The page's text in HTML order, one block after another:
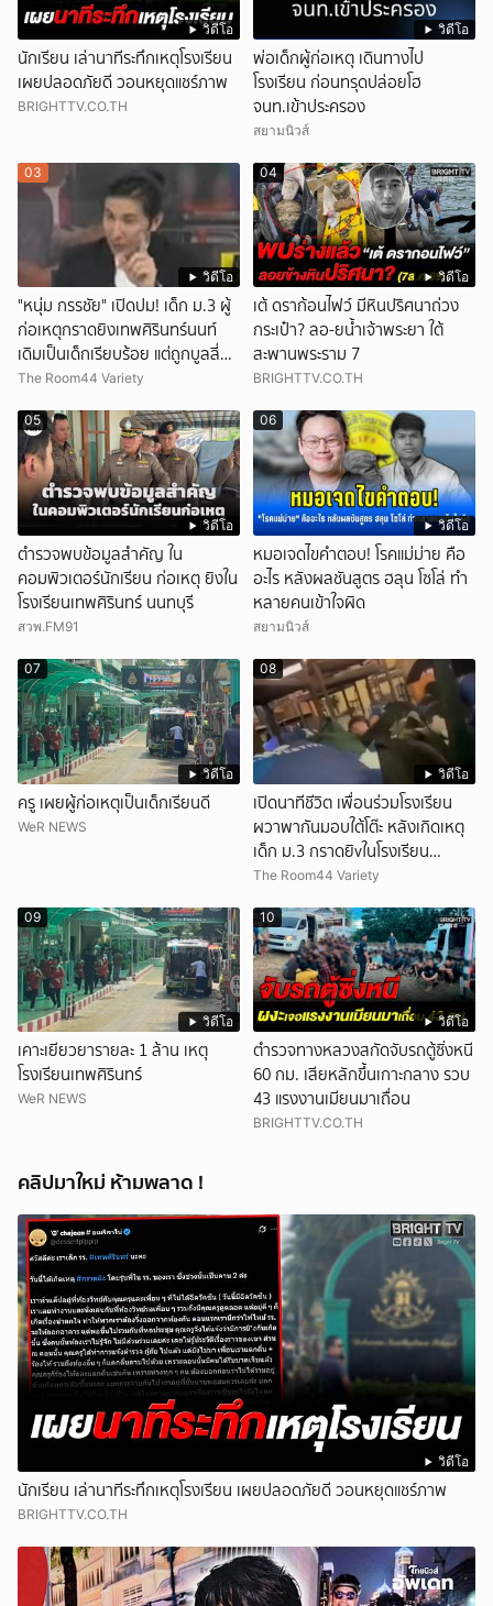
วิดีโอ
นักเรียน เล่านาทีระทึกเหตุโรงเรียน
เผยปลอดภัยดี วอนหยุดแชร์ภาพ
BRIGHTTV.CO.TH
วิดีโอ
พ่อเด็กผู้ก่อเหตุ เดินทางไป
โรงเรียน ก่อนทรุดปล่อยโฮ
จนท.เข้าประครอง
สยามนิวส์
วิดีโอ
03
"หนุ่ม กรรชัย" เปิดปม! เด็ก ม.3 ผู้
ก่อเหตุกราดยิงเทพศิรินทร์นนท์
เดิมเป็นเด็กเรียบร้อย แต่ถูกบูลลี่
หนัก คาดแรงกดดันสะสมกลายเป็น
The Room44 Variety
วิดีโอ
04
เต้ ดราก้อนไฟว์ มีหินปริศนาถ่วง
กระเป๋า? ลอ-ยน้ำเจ้าพระยา ใต้
สะพานพระราม 7
BRIGHTTV.CO.TH
วิดีโอ
05
ตำรวจพบข้อมูลสำคัญ ใน
คอมพิวเตอร์นักเรียน ก่อเหตุ ยิงใน
โรงเรียนเทพศิรินทร์ นนทบุรี
สวพ.FM91
วิดีโอ
06
หมอเจดไขคำตอบ! โรคแม่ม่าย คือ
อะไร หลังผลชันสูตร ฮลุน โซโล่ ทำ
หลายคนเข้าใจผิด
สยามนิวส์
วิดีโอ
07
ครู เผยผู้ก่อเหตุเป็นเด็กเรียนดี
WeR NEWS
วิดีโอ
08
เปิดนาทีชีวิต เพื่อนร่วมโรงเรียน
ผวาพากันมอบใต้โต๊ะ หลังเกิดเหตุ
เด็ก ม.3 กราดยิvในโรงเรียน
เทพศิรินทร์นนท์ แบบไม่เลือกหน้า
The Room44 Variety
วิดีโอ
09
เคาะเยียวยารายละ 1 ล้าน เหตุ
โรงเรียนเทพศิรินทร์
WeR NEWS
วิดีโอ
10
ตำรวจทางหลวงสกัดจับรถตู้ซิ่งหนี
60 กม. เสียหลักขึ้นเกาะกลาง รวบ
43 แรงงานเมียนมาเถื่อน
BRIGHTTV.CO.TH
คลิปมาใหม่ ห้ามพลาด !
วิดีโอ
นักเรียน เล่านาทีระทึกเหตุโรงเรียน เผยปลอดภัยดี วอนหยุดแชร์ภาพ
BRIGHTTV.CO.TH